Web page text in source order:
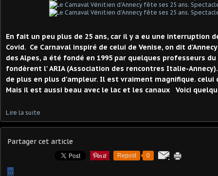
En fait un peu plus de 25 ans, car il y a eu une interruption
Covid. Ce Carnaval inspiré de celui de Venise, on dit
des Alpes, a été fondé en 1995 par quelques professeurs
fondèrent l' ARIA (Association des rencontres Italie-
de plus en plus d'ampleur. Il est vraiment magnifique. celui
Mais il est aussi beau avec le lac et les canaux Voici
Lire la suite
Partager cet article
Repost 0
…